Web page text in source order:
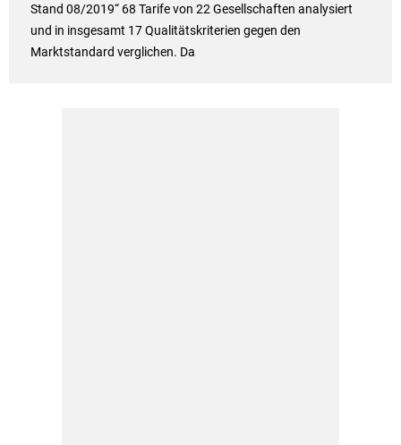
Stand 08/2019“ 68 Tarife von 22 Gesellschaften analysiert
und in insgesamt 17 Qualitätskriterien gegen den
Marktstandard verglichen. Da